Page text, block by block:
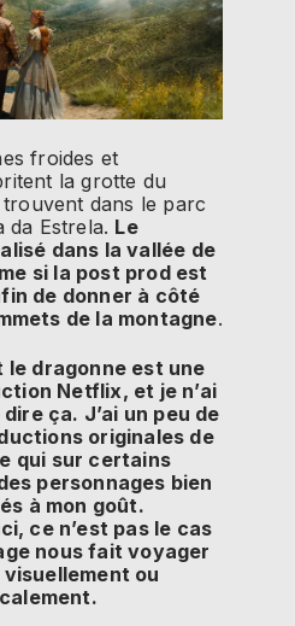
froides et
la grotte du
dans le parc
da Estrela. Le
dans la vallée de
si la post prod est
de donner à côté
de la montagne.
le dragonne est une
Netflix, et je n’ai
ça. J’ai un peu de
originales de
qui sur certains
personnages bien
à mon goût.
ce n’est pas le cas
nous fait voyager
ou